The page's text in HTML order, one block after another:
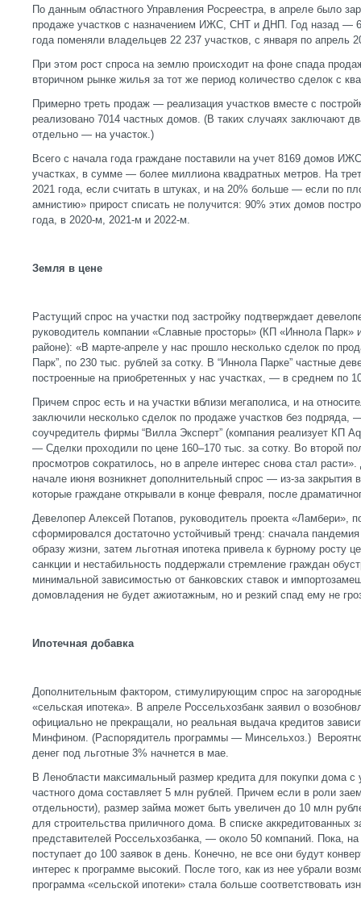
По данным областного Управления Росреестра, в апреле было
продаже участков с назначением ИЖС, СНТ и ДНП. Год назад —
года поменяли владельцев 22 237 участков, с января по апрель
При этом рост спроса на землю происходит на фоне спада
вторичном рынке жилья за тот же период количество сделок с
Примерно треть продаж — реализация участков вместе с
реализовано 7014 частных домов. (В таких случаях заключают
отдельно — на участок.)
Всего с начала года граждане поставили на учет 8169 домов
участках, в сумме — более миллиона квадратных метров. На
2021 года, если считать в штуках, и на 20% больше — если по
амнистию» прирост списать не получится: 90% этих домов
года, в 2020-м, 2021-м и 2022-м.
Земля в цене
Растущий спрос на участки под застройку подтверждает
руководитель компании «Славные просторы» (КП «Иннола
районе): «В марте-апреле у нас прошло несколько сделок по
Парк”, по 230 тыс. рублей за сотку. В “Иннола Парке” частные
построенные на приобретенных у нас участках, — в среднем по
Причем спрос есть и на участки вблизи мегаполиса, и на
заключили несколько сделок по продаже участков без
соучредитель фирмы “Вилла Эксперт” (компания реализует КП
— Сделки проходили по цене 160–170 тыс. за сотку. Во второй
просмотров сократилось, но в апреле интерес снова стал
начале июня возникнет дополнительный спрос — из-за закрытия
которые граждане открывали в конце февраля, после
Девелопер Алексей Потапов, руководитель проекта «Ламбери»,
сформировался достаточно устойчивый тренд: сначала
образу жизни, затем льготная ипотека привела к бурному росту
санкции и нестабильность поддержали стремление граждан
минимальной зависимостью от банковских ставок и
домовладения не будет ажиотажным, но и резкий спад ему не
Ипотечная добавка
Дополнительным фактором, стимулирующим спрос на
«сельская ипотека». В апреле Россельхозбанк заявил о
официально не прекращали, но реальная выдача кредитов
Минфином. (Распорядитель программы — Минсельхоз.)
денег под льготные 3% начнется в мае.
В Ленобласти максимальный размер кредита для покупки дома с
частного дома составляет 5 млн рублей. Причем если в роли
отдельности), размер займа может быть увеличен до 10 млн
для строительства приличного дома. В списке аккредитованных
представителей Россельхозбанка, — около 50 компаний. Пока,
поступает до 100 заявок в день. Конечно, не все они будут
интерес к программе высокий. После того, как из нее убрали
программа «сельской ипотеки» стала больше соответствовать